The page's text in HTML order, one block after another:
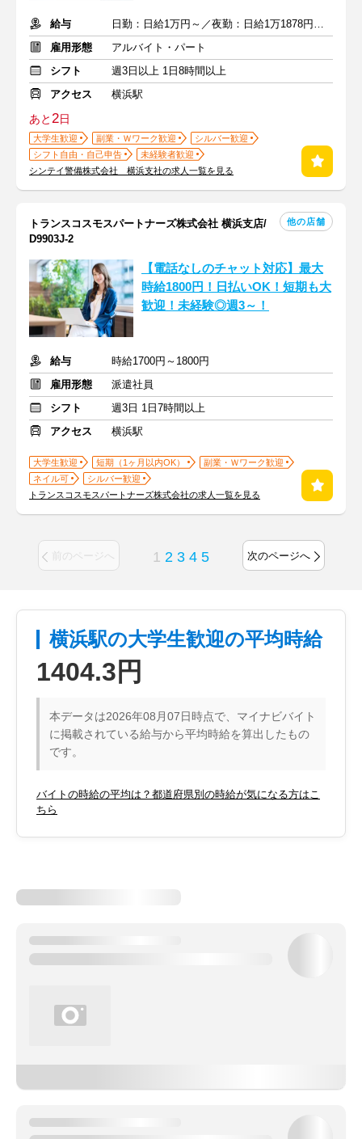
給与
雇用形態
アルバイト・パート
シフト
週3日以上 1日8時間以上
アクセス
横浜駅
あと 2日
大学生歓迎 副業・Ｗワーク歓迎
シルバー歓迎
シフト自由・自己申告
未経験者歓迎
シンテイ警備株式会社 横浜支社の求人一覧を見る
トランスコスモスパートナーズ株式会社 横浜支店/
D9903J-2
他の店舗
【電話なしのチャット対応】最大
時給1800円！日払いOK！短期も大
歓迎！未経験◎週3～！
給与
時給1700円～1800円
雇用形態
派遣社員
シフト
週3日 1日7時間以上
アクセス
横浜駅
大学生歓迎 短期（1ヶ月以内OK）
副業・Ｗワーク歓迎
ネイル可
シルバー歓迎
トランスコスモスパートナーズ株式会社の求人一覧を見る
前のページへ 1 2 3 4 5 次のページへ
横浜駅の大学生歓迎の平均時給
1404.3円
本データは2026年08月07日時点で、マイナビバイト
に掲載されている給与から平均時給を算出したもの
です。
バイトの時給の平均は？都道府県別の時給が気になる方はこ
ちら